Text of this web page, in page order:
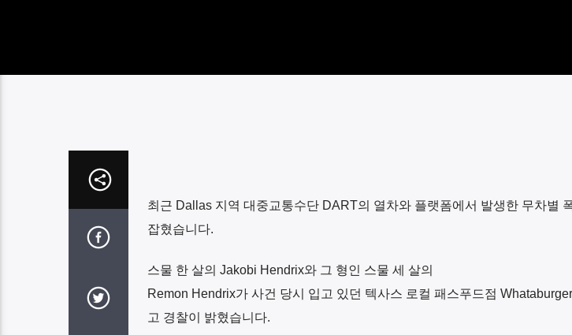
최근 Dallas 지역 대중교통수단DART의 열차와 플랫폼에서 발생한 무차별
잡혔습니다.
스물 한 살의 Jakobi Hendrix와 그 형인 스물 세 살의
Remon Hendrix가 사건 당시 입고 있던 텍사스 로컬 패스푸드점 Whataburger
고 경찰이 밝혔습니다.